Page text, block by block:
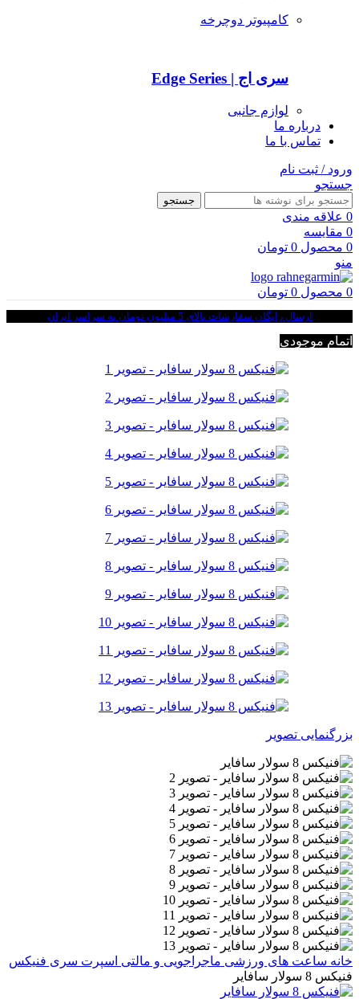
کامپیوتر دوچرخه
سری اج | Edge Series
لوازم جانبی
درباره ما
تماس با ما
ورود / ثبت نام
جستجو
جستجو
0 علاقه مندی
0 مقایسه
0 محصول 0 تومان
منو
0 محصول 0 تومان
ارسال رایگان سفارشات بالای 5 میلیون تومان به سراسر ایران
اتمام موجودی
بزرگنمایی تصویر
خانه ساعت های ورزشی ماجراجویی و مالتی اسپرت سری فنیکس
فنیکس 8 سولار سافایر